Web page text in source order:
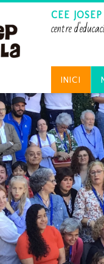
CEE
centre
INICI